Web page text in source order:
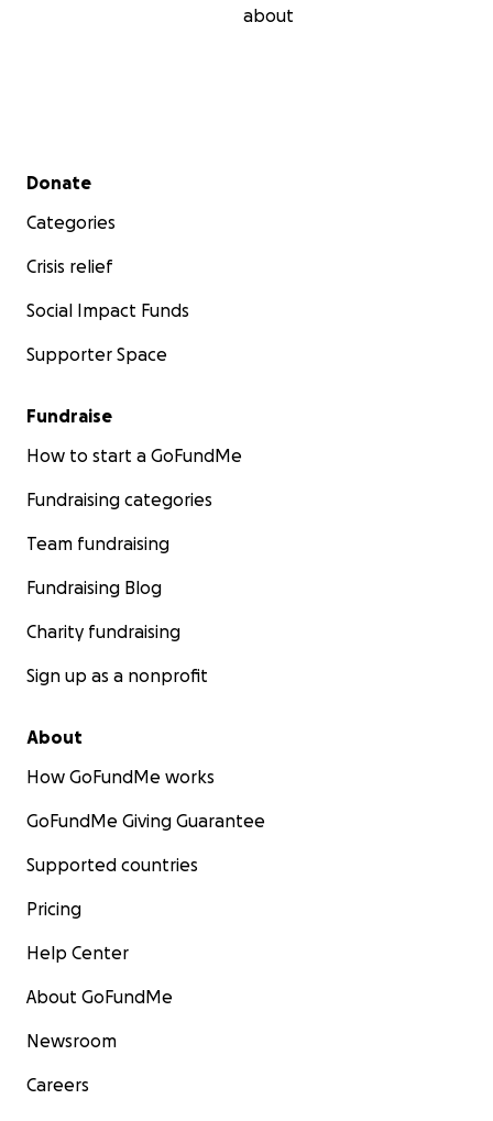
about
Secondary menu
Donate
Categories
Crisis relief
Social Impact Funds
Supporter Space
Fundraise
How to start a GoFundMe
Fundraising categories
Team fundraising
Fundraising Blog
Charity fundraising
Sign up as a nonprofit
About
How GoFundMe works
GoFundMe Giving Guarantee
Supported countries
Pricing
Help Center
About GoFundMe
Newsroom
Careers